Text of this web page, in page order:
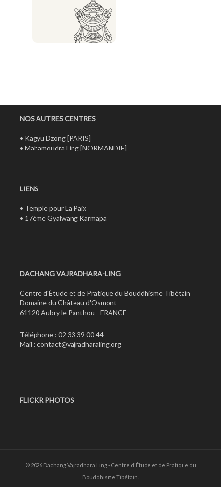
NOS AUTRES CENTRES
• Kagyu Dzong[PARIS]
• Mahamoudra Ling[NORMANDIE]
LIENS
• Temple pour La Paix
• 17ème Gyalwang Karmapa
DACHANG VAJRADHARA-LING
Centre d'Étude et de Pratique du Bouddhisme Tibétain
Domaine du Château d'Osmont
61120 Aubry le Panthou - FRANCE
Téléphone : 02 33 39 00 44
Mail : contact@vajradharaling.org
FLICKR PHOTOS
© 2026 Dachang Vajradhara Ling - Centre d'Étude et de Pratique du
Bouddhisme Tibétain.